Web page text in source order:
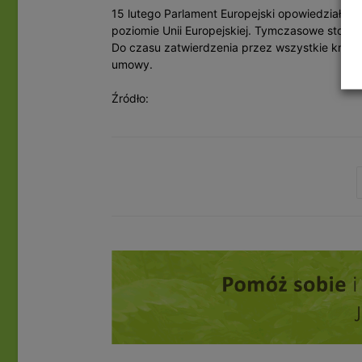
15 lutego Parlament Europejski opowiedział
poziomie Unii Europejskiej. Tymczasowe
Do czasu zatwierdzenia przez wszystkie kraje
umowy.
Źródło: